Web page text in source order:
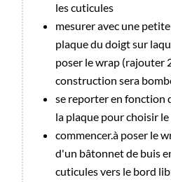
les cuticules
mesurer avec une
plaque du doigt sur
poser le wrap (rajouter
construction sera
se reporter en fonction
la plaque pour choisir
commencer.à poser le
d'un bâtonnet de buis
cuticules vers le bord